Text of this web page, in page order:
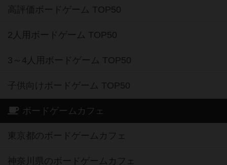
高評価ボードゲーム TOP50
2人用ボードゲーム TOP50
3～4人用ボードゲーム TOP50
子供向けボードゲーム TOP50
ボードゲームカフェ
東京都のボードゲームカフェ
神奈川県のボードゲームカフェ